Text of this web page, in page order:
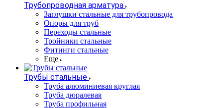
Трубопроводная арматура
Заглушки стальные для трубопровода
Опоры для труб
Переходы стальные
Тройники стальные
Фитинги стальные
Еще
Трубы стальные
Труба алюминиевая круглая
Труба дюралевая
Труба профильная